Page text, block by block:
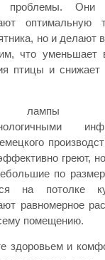
проблемы. Они
оптимальную
но и делают
что уменьшает
птицы и
греют,
по
на потолке
равномерное
помещению.
здоровьем и